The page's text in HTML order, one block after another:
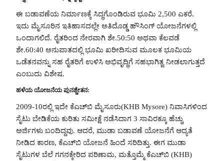
ಈ ಬಡಾವಣೆಯ ನಿರ್ಮಾಣಕ್ಕೆ ಸಿದ್ಧಗೊಂಡಿರುವ ಭೂಮಿ 2,500 ಎಕರೆ.
ಇದು ಮೈಸೂರಿನ ಇತಿಹಾಸದಲ್ಲೇ ಅತಿದೊಡ್ಡ ಹೌಸಿಂಗ್ ಯೋಜನೆಗಳಲ್ಲಿ
ಒಂದಾಗಲಿದೆ. ರೈತರಿಂದ ನೇರವಾಗಿ ಶೇ.50:50 ಅಥವಾ ಕೆಲವಡೆ
ಶೇ.60:40 ಅನುಪಾತದಲ್ಲಿ ಭೂಮಿ ಖರೀದಿಸುವ ಮೂಲಕ ಭೂಮಿಯ
ಒಡೆತನವನ್ನು ಸಹ ರೈತರಿಗೆ ಉಳಿಸಿ ಅಭಿವೃದ್ಧಿಗೆ ಸಹಭಾಗಿತ್ವ ನೀಡಲಾಗುತ್ತದೆ
ಎಂಬುದು ವಿಶೇಷ.
ಹಳೆಯ ಯೋಜನೆಯ ಪುನಶ್ಚೇತನ:
2009-10ರಲ್ಲಿ ಇದೇ ಕೆಎಚ್‌ಬಿ ಮೈಸೂರು(KHB Mysore) ನಿವಾಸಿಗಳಿಂದ
ಸೈಟು ಬೇಡಿಕೆಯ ಕುರಿತು ಸಮೀಕ್ಷೆ ನಡೆಸಿದಾಗ 3 ಸಾವಿರಕ್ಕೂ ಹೆಚ್ಚು
ಅರ್ಜಿಗಳು ಬಂದಿದ್ದವು. ಆದರೆ, ಮುಡಾ ಬಡಾವಣೆ ಯೋಜನೆಗೆ ಆದ್ಯತೆ
ನೀಡಿದ ಕಾರಣ, ಕೆಎಚ್‌ಬಿ ಯೋಜನೆ ಹಿಂದೆ ಸರಿದಿತ್ತು. ಈಗ ಮುಡಾ
ಸೈಟುಗಳ ಬೆಲೆ ಗಗನಕ್ಕೇರಿದ ಪರಿಣಾಮ, ಮತ್ತೊಮ್ಮೆ ಕೆಎಚ್‌ಬಿ (KHB)